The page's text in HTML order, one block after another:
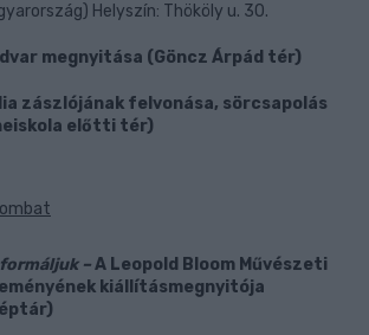
Helyszín: Thököly u. 30.
megnyitása (Göncz Árpád tér)
zászlójának felvonása, sörcsapolás
előtti tér)
–A Leopold Bloom Művészeti
kiállításmegnyitója